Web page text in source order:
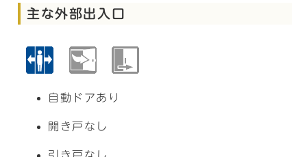
主な外部出入口
自動ドアあり
開き戸なし